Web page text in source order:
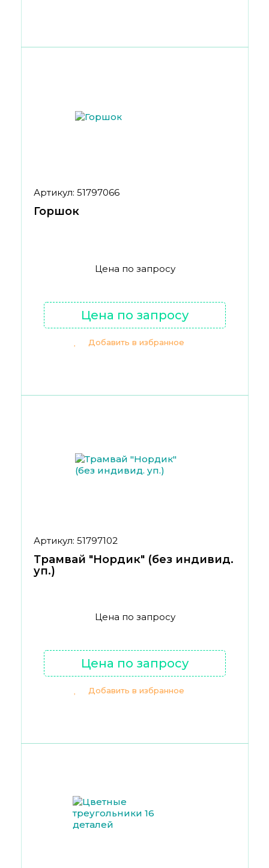
Артикул: 51797066
Горшок
Цена по запросу
Цена по запросу
Добавить в избранное
Артикул: 51797102
Трамвай "Нордик" (без индивид.
уп.)
Цена по запросу
Цена по запросу
Добавить в избранное